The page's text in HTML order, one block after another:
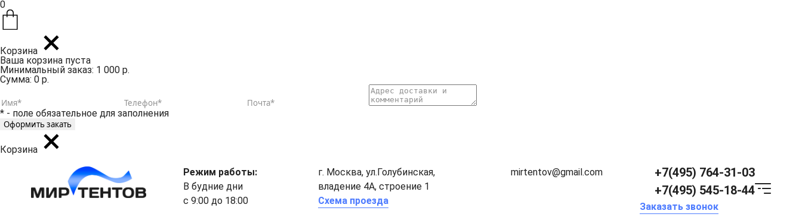
0
Корзина
Ваша корзина пуста
Минимальный заказ: 1 000 р.
Сумма: 0 р.
* - поле обязательное для заполнения
Корзина
Режим работы:
В будние дни
с 9:00 до 18:00
г. Москва, ул.Голубинская,
владение 4А, строение 1
Схема проезда
mirtentov@gmail.com
+7(495) 764-31-03
+7(495) 545-18-44
Заказать звонок